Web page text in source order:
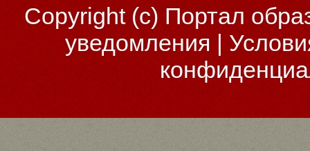
Copyright (c)Портал
уведомления |